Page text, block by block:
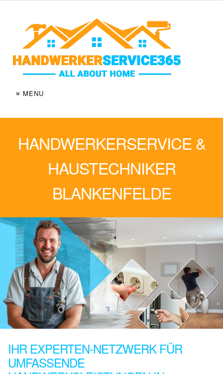
≡ MENU
HANDWERKERSERVICE &
HAUSTECHNIKER
BLANKENFELDE
IHR EXPERTEN-NETZWERK FÜR
UMFASSENDE